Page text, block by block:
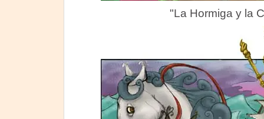
"La Hormiga y la